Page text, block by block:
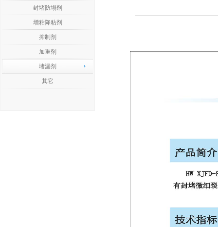
封堵防塌剂
增粘降粘剂
抑制剂
加重剂
堵漏剂
其它